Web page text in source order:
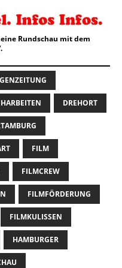
Rundschau mit dem
DREHORT
FILM
FILMCREW
FILMFÖRDERUNG
FILMKULISSEN
HAMBURGER